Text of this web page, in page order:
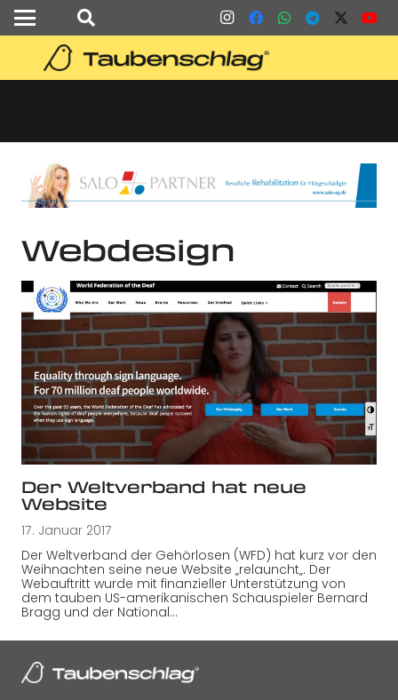
Webdesign
Der Weltverband hat neue
Website
17. Januar 2017
Der Weltverband der Gehörlosen (WFD) hat kurz vor den
Weihnachten seine neue Website „relauncht„. Der
Webauftritt wurde mit finanzieller Unterstützung von
dem tauben US-amerikanischen Schauspieler Bernard
Bragg und der National…